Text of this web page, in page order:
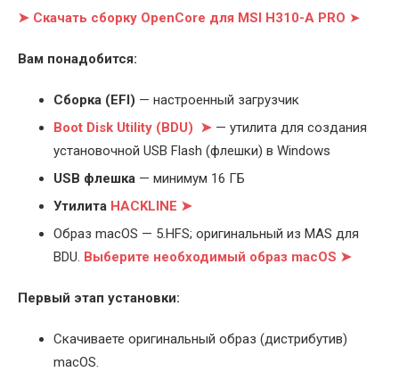
➤ Скачать сборку OpenCore для MSI H310-A PRO ➤
Вам понадобится:
Cборка (EFI) — настроенный загрузчик
Boot Disk Utility (BDU) ➤ — утилита для создания
установочной USB Flash (флешки) в Windows
USB флешка — минимум 16 ГБ
Утилита HACKLINE ➤
Образ macOS — 5.HFS; оригинальный из MAS для
BDU. Выберите необходимый образ macOS ➤
Первый этап установки:
Скачиваете оригинальный образ (дистрибутив)
macOS.